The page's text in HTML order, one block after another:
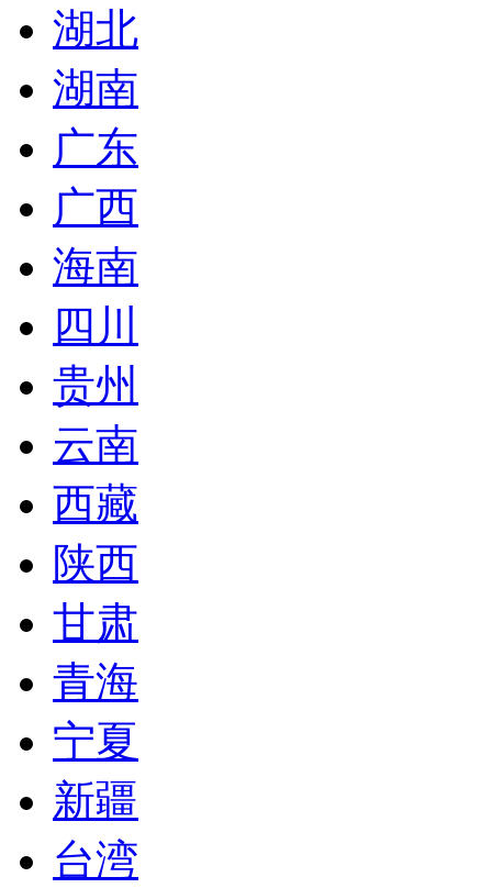
湖北
湖南
广东
广西
海南
四川
贵州
云南
西藏
陕西
甘肃
青海
宁夏
新疆
台湾